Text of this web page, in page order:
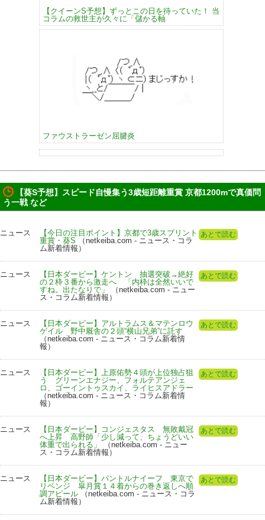
【クイーンS予想】ずっとこの日を待っていた！ 当
コラムの救世主が久々に「儲かる軸
ファウストラーゼン屈腱炎
【葵S予想】スピード自慢集う3歳短距離重賞 京都1200mで真価問
う一戦 など
ニュース
【今日の注目ポイント】京都で3歳スプリント
重賞・葵S （netkeiba.com - ニュース・コラ
ム新着情報）
あとで読む
ニュース
【日本ダービー】ケントン 抽選突破→絶好
の２枠３番から激走へ 「内枠は全然いいで
すね。出たなりで」
（netkeiba.com - ニュー
ス・コラム新着情報）
あとで読む
ニュース
【日本ダービー】アルトラムス＆マテンロウ
ゲイル 野中厩舎の２頭“横山兄弟”に託す
（netkeiba.com - ニュース・コラム新着情
報）
あとで読む
ニュース
【日本ダービー】上原佑勢４頭が上位独占狙
う グリーンエナジー、フォルテアンジェ
ロ、ゴーイントゥスカイ、ライヒスアドラー
（netkeiba.com - ニュース・コラム新着情
報）
あとで読む
ニュース
【日本ダービー】コンジェスタス 無敗戴冠
へ上昇 高野師「少し減って、ちょうどいい
体重で出られる」
（netkeiba.com - ニュー
ス・コラム新着情報）
あとで読む
ニュース
【日本ダービー】パントルナイーフ 東京で
リベンジ 皐月賞１４着からの巻き返しへ順
調アピール （netkeiba.com - ニュース・コラ
ム新着情報）
あとで読む